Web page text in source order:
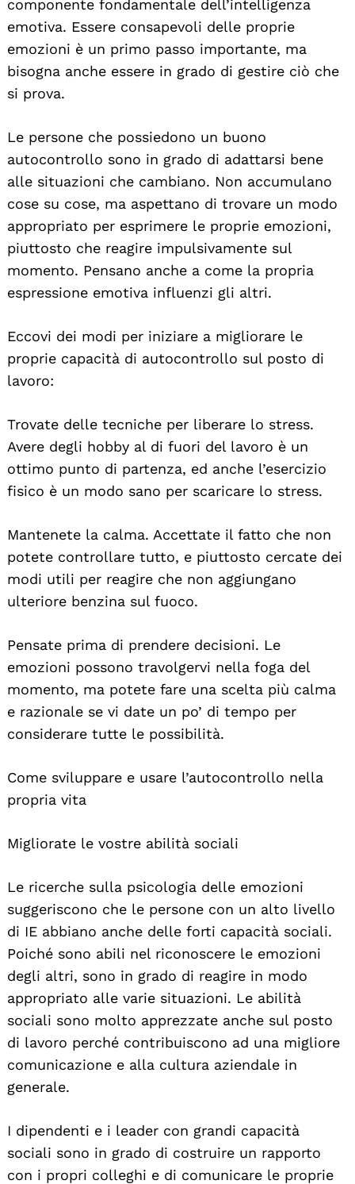
componente fondamentale dell’intelligenza
emotiva. Essere consapevoli delle proprie
emozioni è un primo passo importante, ma
bisogna anche essere in grado di gestire ciò che
si prova.
Le persone che possiedono un buono
autocontrollo sono in grado di adattarsi bene
alle situazioni che cambiano. Non accumulano
cose su cose, ma aspettano di trovare un modo
appropriato per esprimere le proprie emozioni,
piuttosto che reagire impulsivamente sul
momento. Pensano anche a come la propria
espressione emotiva influenzi gli altri.
Eccovi dei modi per iniziare a migliorare le
proprie capacità di autocontrollo sul posto di
lavoro:
Trovate delle tecniche per liberare lo stress.
Avere degli hobby al di fuori del lavoro è un
ottimo punto di partenza, ed anche l’esercizio
fisico è un modo sano per scaricare lo stress.
Mantenete la calma. Accettate il fatto che non
potete controllare tutto, e piuttosto cercate dei
modi utili per reagire che non aggiungano
ulteriore benzina sul fuoco.
Pensate prima di prendere decisioni. Le
emozioni possono travolgervi nella foga del
momento, ma potete fare una scelta più calma
e razionale se vi date un po’ di tempo per
considerare tutte le possibilità.
Come sviluppare e usare l’autocontrollo nella
propria vita
Migliorate le vostre abilità sociali
Le ricerche sulla psicologia delle emozioni
suggeriscono che le persone con un alto livello
di IE abbiano anche delle forti capacità sociali.
Poiché sono abili nel riconoscere le emozioni
degli altri, sono in grado di reagire in modo
appropriato alle varie situazioni. Le abilità
sociali sono molto apprezzate anche sul posto
di lavoro perché contribuiscono ad una migliore
comunicazione e alla cultura aziendale in
generale.
I dipendenti e i leader con grandi capacità
sociali sono in grado di costruire un rapporto
con i propri colleghi e di comunicare le proprie